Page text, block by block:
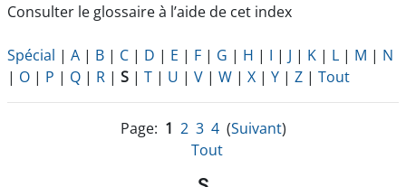
Consulter le glossaire à l’aide de cet index
Spécial | A | B | C | D | E | F | G | H | I | J | K | L | M | N
| O | P | Q | R | S | T | U | V | W | X | Y | Z | Tout
Page: 1 2 3 4(Suivant)
Tout